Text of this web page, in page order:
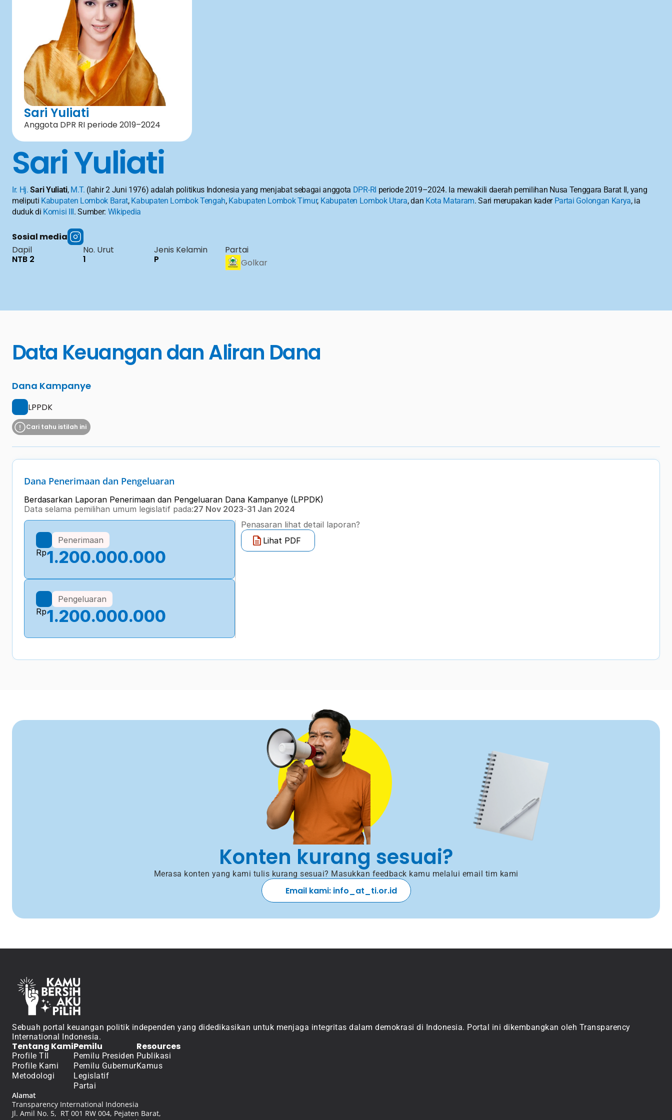
Sari Yuliati
Anggota DPR RI periode 2019–2024
Sari Yuliati
Ir. Hj. Sari Yuliati, M.T. (lahir 2 Juni 1976) adalah politikus Indonesia yang menjabat sebagai anggota DPR-RI periode 2019–2024. Ia mewakili daerah pemilihan Nusa Tenggara Barat II, yang
meliputi Kabupaten Lombok Barat, Kabupaten Lombok Tengah, Kabupaten Lombok Timur, Kabupaten Lombok Utara, dan Kota Mataram. Sari merupakan kader Partai Golongan Karya, ia
duduk di Komisi III. Sumber: Wikipedia
Sosial media
Dapil
NTB 2
No. Urut
1
Jenis Kelamin
P
Partai
Golkar
Data Keuangan dan Aliran Dana
Dana Kampanye
LPPDK
Cari tahu istilah ini
Dana Penerimaan dan Pengeluaran
Berdasarkan Laporan Penerimaan dan Pengeluaran Dana Kampanye (LPPDK)
Data selama pemilihan umum legislatif pada:27 Nov 2023-31 Jan 2024
Penerimaan
Rp1.200.000.000
Pengeluaran
Rp1.200.000.000
Penasaran lihat detail laporan?
Lihat PDF
Konten kurang sesuai?
Merasa konten yang kami tulis kurang sesuai? Masukkan feedback kamu melalui email tim kami
Email kami: info_at_ti.or.id
Sebuah portal keuangan politik independen yang didedikasikan untuk menjaga integritas dalam demokrasi di Indonesia. Portal ini dikembangkan oleh Transparency
International Indonesia.
Tentang Kami
Profile TII
Profile Kami
Metodologi
Pemilu
Pemilu Presiden
Pemilu Gubernur
Legislatif
Partai
Resources
Publikasi
Kamus
Alamat
Transparency International Indonesia
Jl. Amil No. 5,  RT 001 RW 004, Pejaten Barat,